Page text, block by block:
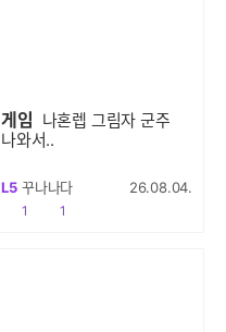
게임 나혼렙 그림자 군주
나와서..
L5 꾸나나다 26.08.04.
공감
1 1